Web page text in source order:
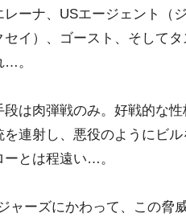
ーナ、USエージェント（
イ）、ゴースト、そしてタ
…。
は肉弾戦のみ。好戦的な性
連射し、悪役のようにビル
とは程遠い…。
ャーズにかわって、この脅